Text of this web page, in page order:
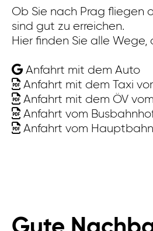
Ob Sie nach Prag fliegen
sind gut zu erreichen.
Hier finden Sie alle Wege,
Anfahrt mit dem Auto
Anfahrt mit dem Taxi
Anfahrt mit dem ÖV
Anfahrt vom
Anfahrt vom